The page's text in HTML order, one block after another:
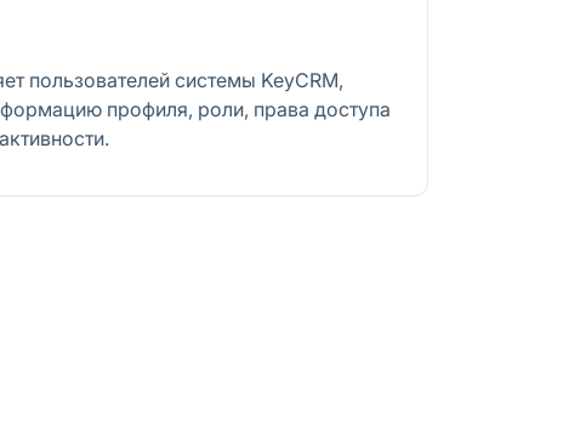
пользователей системы KeyCRM,
профиля, роли, права доступа